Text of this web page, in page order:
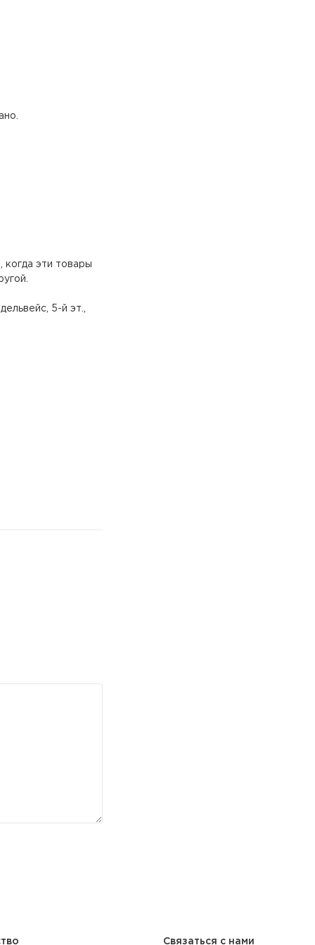
когда эти товары
5-й эт.,
Связаться с нами